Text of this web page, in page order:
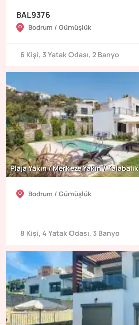
BAL9376
Bodrum / Gümüşlük
6 Kişi, 3Yatak Odası, 2 Banyo
Plaja Yakın / Merkeze Yakın / Kalabalık
Bodrum / Gümüşlük
8 Kişi, 4 Yatak Odası, 3 Banyo